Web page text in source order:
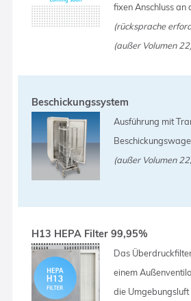
fixen Anschluss an
(rücksprache
(außer Volumen
Beschickungssystem
Ausführung mit
(außer Volumen
H13 HEPA Filter 99,95%
Das
einem
die